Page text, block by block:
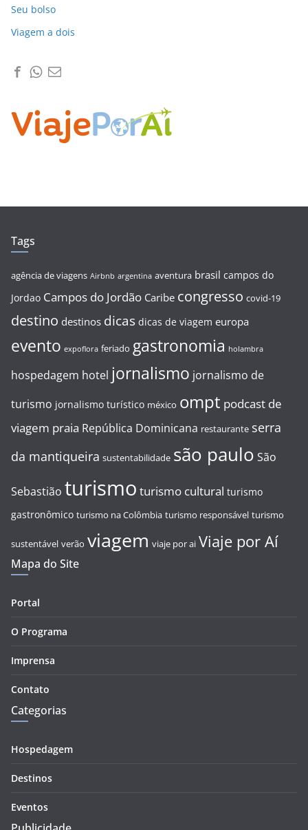
Seu bolso
Viagem a dois
Tags
agência de viagens Airbnb argentina aventura brasil campos do
Jordao Campos do Jordão Caribe congresso covid-19
destino destinos dicas dicas de viagem europa
evento expoflora feriado gastronomia holambra
hospedagem hotel jornalismo jornalismo de
turismo jornalismo turístico méxico ompt podcast de
viagem praia República Dominicana restaurante serra
da mantiqueira sustentabilidade são paulo São
Sebastião turismo turismo cultural turismo
gastronômico turismo na Colômbia turismo responsável turismo
sustentável verão viagem viaje por ai Viaje por Aí
Mapa do Site
Portal
O Programa
Imprensa
Contato
Categorias
Hospedagem
Destinos
Eventos